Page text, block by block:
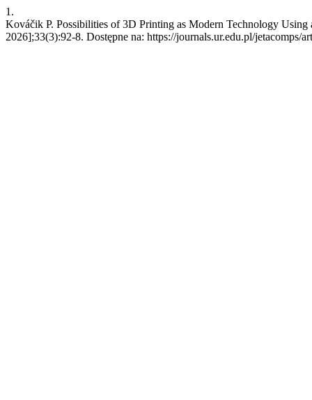
1.
Kováčik P. Possibilities of 3D Printing as Modern Technology
2026];33(3):92-8. Dostępne na: https://journals.ur.edu.pl/jetacomps/